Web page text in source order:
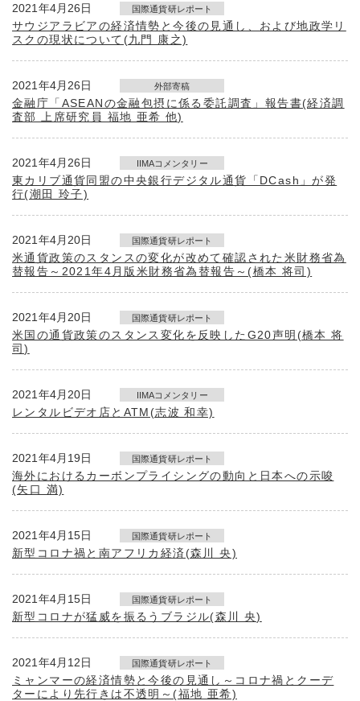
2021年4月26日 国際通貨研レポート
サウジアラビアの経済情勢と今後の見通し、および地政学リ
スクの現状について(九門 康之)
2021年4月26日 外部寄稿
金融庁「ASEANの金融包摂に係る委託調査」報告書(経済調
査部 上席研究員 福地 亜希 他)
2021年4月26日 IIMAコメンタリー
東カリブ通貨同盟の中央銀行デジタル通貨「DCash」が発
行(潮田 玲子)
2021年4月20日 国際通貨研レポート
米通貨政策のスタンスの変化が改めて確認された米財務省為
替報告～2021年4月版米財務省為替報告～(橋本 将司)
2021年4月20日 国際通貨研レポート
米国の通貨政策のスタンス変化を反映したG20声明(橋本 将
司)
2021年4月20日 IIMAコメンタリー
レンタルビデオ店とATM(志波 和幸)
2021年4月19日 国際通貨研レポート
海外におけるカーボンプライシングの動向と日本への示唆
(矢口 満)
2021年4月15日 国際通貨研レポート
新型コロナ禍と南アフリカ経済(森川 央)
2021年4月15日 国際通貨研レポート
新型コロナが猛威を振るうブラジル(森川 央)
2021年4月12日 国際通貨研レポート
ミャンマーの経済情勢と今後の見通し～コロナ禍とクーデ
ターにより先行きは不透明～(福地 亜希)